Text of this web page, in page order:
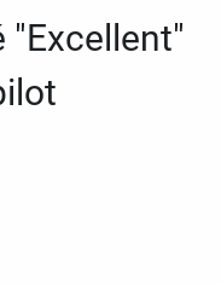
"Excellent"